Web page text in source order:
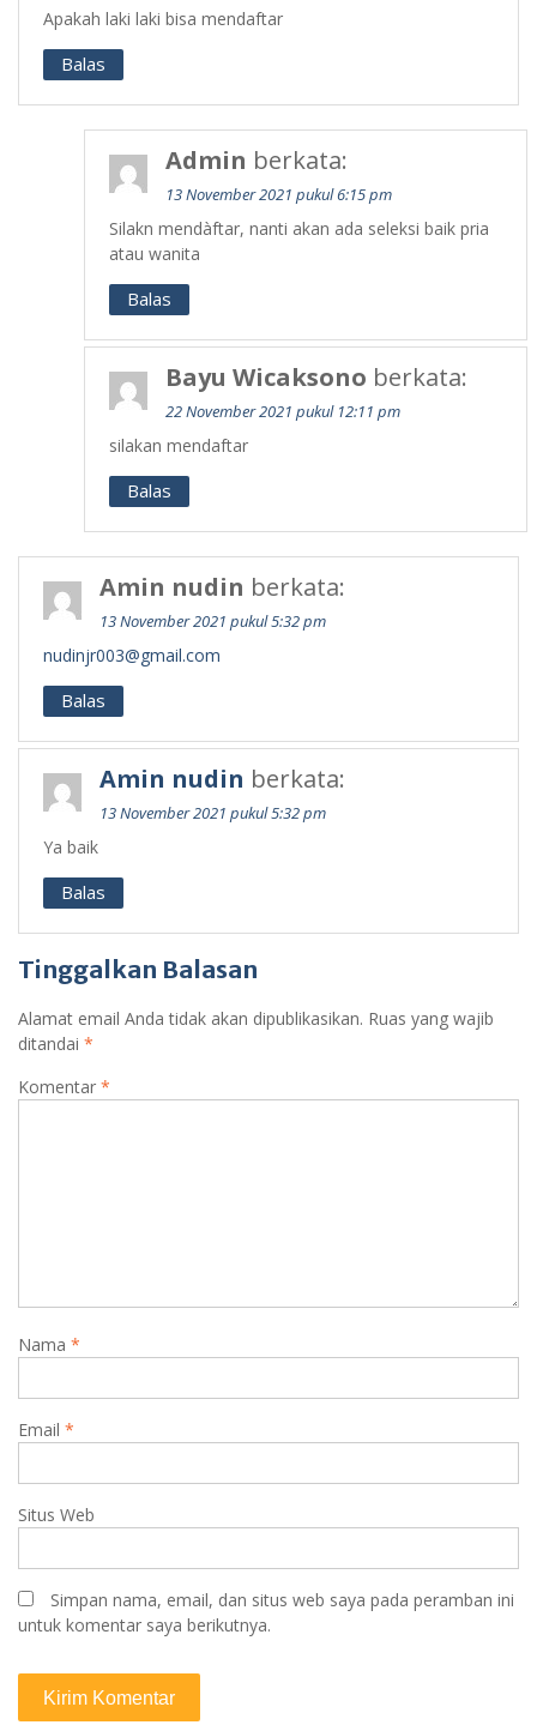
Apakah laki laki bisa mendaftar
Balas
Admin berkata:
13 November 2021 pukul 6:15 pm
Silakn mendàftar, nanti akan ada seleksi baik pria
atau wanita
Balas
Bayu Wicaksono berkata:
22 November 2021 pukul 12:11 pm
silakan mendaftar
Balas
Amin nudin berkata:
13 November 2021 pukul 5:32 pm
nudinjr003@gmail.com
Balas
Amin nudin berkata:
13 November 2021 pukul 5:32 pm
Ya baik
Balas
Tinggalkan Balasan
Alamat email Anda tidak akan dipublikasikan. Ruas yang wajib
ditandai *
Komentar *
Nama *
Email *
Situs Web
Simpan nama, email, dan situs web saya pada peramban ini
untuk komentar saya berikutnya.